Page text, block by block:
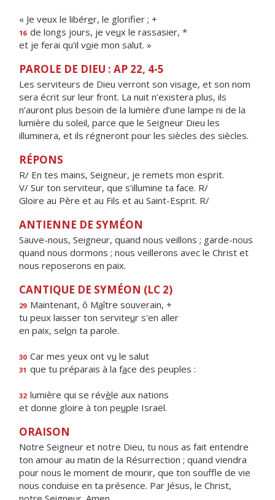
« Je veux le libérer, le glorifier ; +
16 de longs jours, je veux le rassasier, *
et je ferai qu'il voie mon salut. »
PAROLE DE DIEU : AP 22, 4-5
Les serviteurs de Dieu verront son visage, et son nom
sera écrit sur leur front. La nuit n’existera plus, ils
n’auront plus besoin de la lumière d’une lampe ni de la
lumière du soleil, parce que le Seigneur Dieu les
illuminera, et ils régneront pour les siècles des siècles.
RÉPONS
R/ En tes mains, Seigneur, je remets mon esprit.
V/ Sur ton serviteur, que s’illumine ta face. R/
Gloire au Père et au Fils et au Saint-Esprit. R/
ANTIENNE DE SYMÉON
Sauve-nous, Seigneur, quand nous veillons ; garde-nous
quand nous dormons ; nous veillerons avec le Christ et
nous reposerons en paix.
CANTIQUE DE SYMÉON (LC 2)
29 Maintenant, ô Maître souverain, +
tu peux laisser ton serviteur s'en aller
en paix, selon ta parole.
30 Car mes yeux ont vu le salut
31 que tu préparais à la face des peuples :
32 lumière qui se révèle aux nations
et donne gloire à ton peuple Israël.
ORAISON
Notre Seigneur et notre Dieu, tu nous as fait entendre
ton amour au matin de la Résurrection ; quand viendra
pour nous le moment de mourir, que ton souffle de vie
nous conduise en ta présence. Par Jésus, le Christ,